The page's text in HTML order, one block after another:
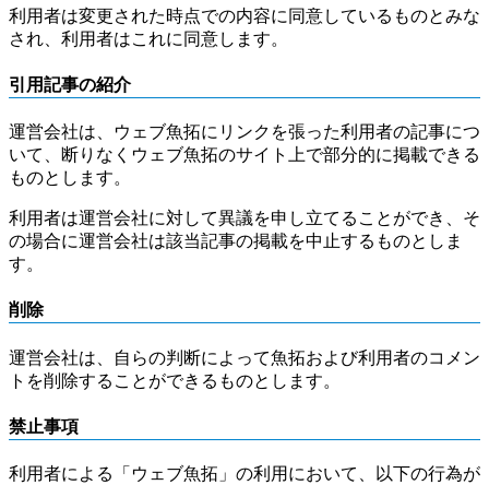
利用者は変更された時点での内容に同意しているものとみな
され、利用者はこれに同意します。
引用記事の紹介
運営会社は、ウェブ魚拓にリンクを張った利用者の記事につ
いて、断りなくウェブ魚拓のサイト上で部分的に掲載できる
ものとします。
利用者は運営会社に対して異議を申し立てることができ、そ
の場合に運営会社は該当記事の掲載を中止するものとしま
す。
削除
運営会社は、自らの判断によって魚拓および利用者のコメン
トを削除することができるものとします。
禁止事項
利用者による「ウェブ魚拓」の利用において、以下の行為が